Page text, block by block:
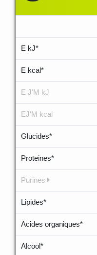
E kJ*
E kcal*
E J'M kJ
EJ'M kcal
Glucides*
Proteines*
Purines
Lipides*
Acides organiques*
Alcool*